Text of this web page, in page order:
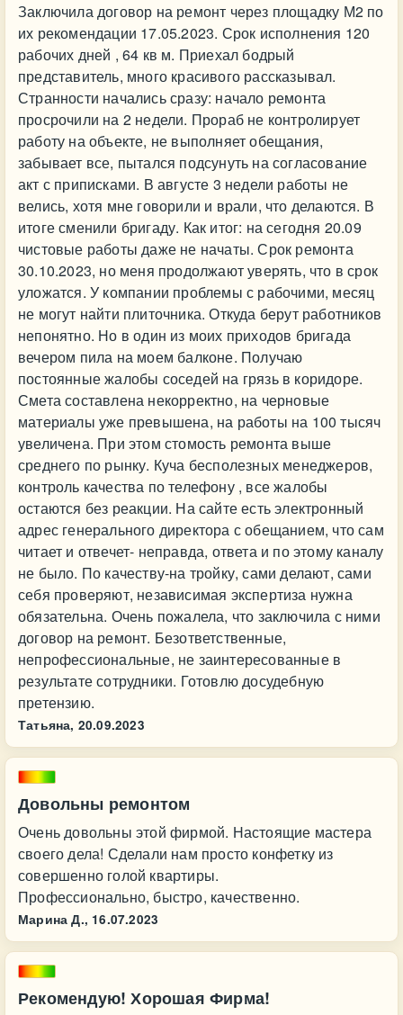
Заключила договор на ремонт через площадку М2 по
их рекомендации 17.05.2023. Срок исполнения 120
рабочих дней , 64 кв м. Приехал бодрый
представитель, много красивого рассказывал.
Странности начались сразу: начало ремонта
просрочили на 2 недели. Прораб не контролирует
работу на объекте, не выполняет обещания,
забывает все, пытался подсунуть на согласование
акт с приписками. В августе 3 недели работы не
велись, хотя мне говорили и врали, что делаются. В
итоге сменили бригаду. Как итог: на сегодня 20.09
чистовые работы даже не начаты. Срок ремонта
30.10.2023, но меня продолжают уверять, что в срок
уложатся. У компании проблемы с рабочими, месяц
не могут найти плиточника. Откуда берут работников
непонятно. Но в один из моих приходов бригада
вечером пила на моем балконе. Получаю
постоянные жалобы соседей на грязь в коридоре.
Смета составлена некорректно, на черновые
материалы уже превышена, на работы на 100 тысяч
увеличена. При этом стомость ремонта выше
среднего по рынку. Куча бесполезных менеджеров,
контроль качества по телефону , все жалобы
остаются без реакции. На сайте есть электронный
адрес генерального директора с обещанием, что сам
читает и отвечет- неправда, ответа и по этому каналу
не было. По качеству-на тройку, сами делают, сами
себя проверяют, независимая экспертиза нужна
обязательна. Очень пожалела, что заключила с ними
договор на ремонт. Безответственные,
непрофессиональные, не заинтересованные в
результате сотрудники. Готовлю досудебную
претензию.
Татьяна, 20.09.2023
Довольны ремонтом
Очень довольны этой фирмой. Настоящие мастера
своего дела! Сделали нам просто конфетку из
совершенно голой квартиры.
Профессионально, быстро, качественно.
Марина Д., 16.07.2023
Рекомендую! Хорошая Фирма!